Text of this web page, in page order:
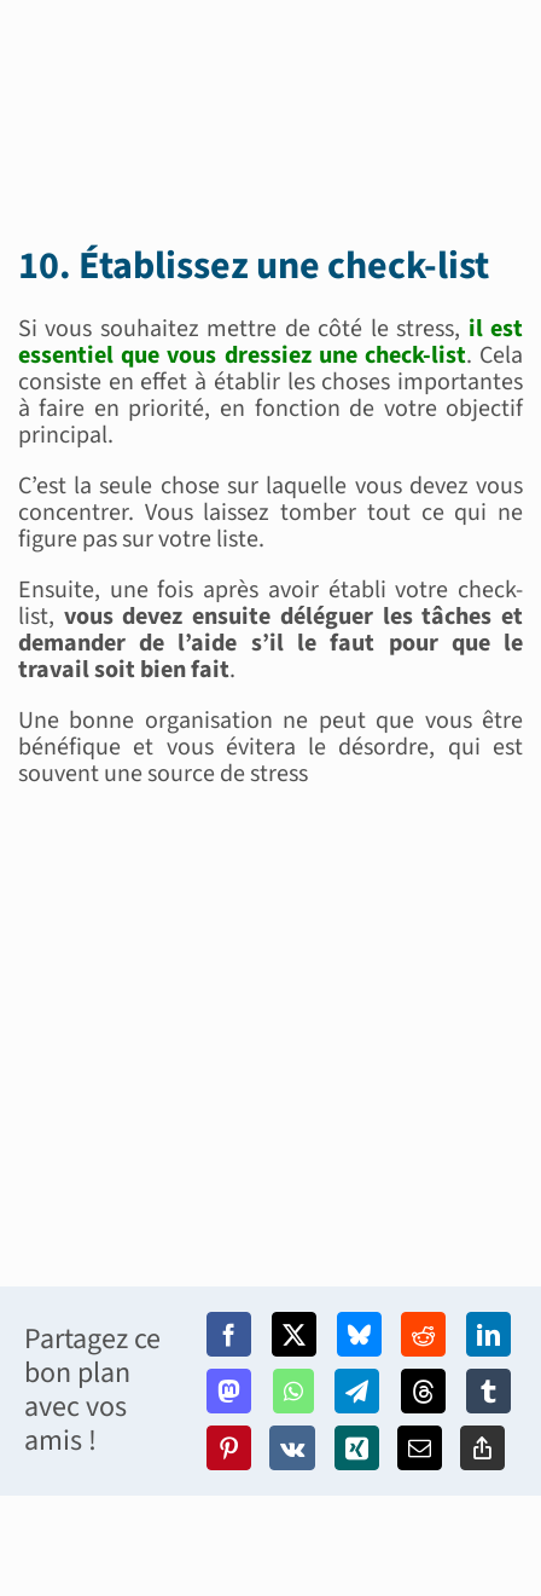
10. Établissez une check-list
Si vous souhaitez mettre de côté le stress, il est
essentiel que vous dressiez une check-list. Cela
consiste en effet à établir les choses importantes
à faire en priorité, en fonction de votre objectif
principal.
C’est la seule chose sur laquelle vous devez vous
concentrer. Vous laissez tomber tout ce qui ne
figure pas sur votre liste.
Ensuite, une fois après avoir établi votre check-
list, vous devez ensuite déléguer les tâches et
demander de l’aide s’il le faut pour que le
travail soit bien fait.
Une bonne organisation ne peut que vous être
bénéfique et vous évitera le désordre, qui est
souvent une source de stress
Partagez ce
bon plan
avec vos
amis !